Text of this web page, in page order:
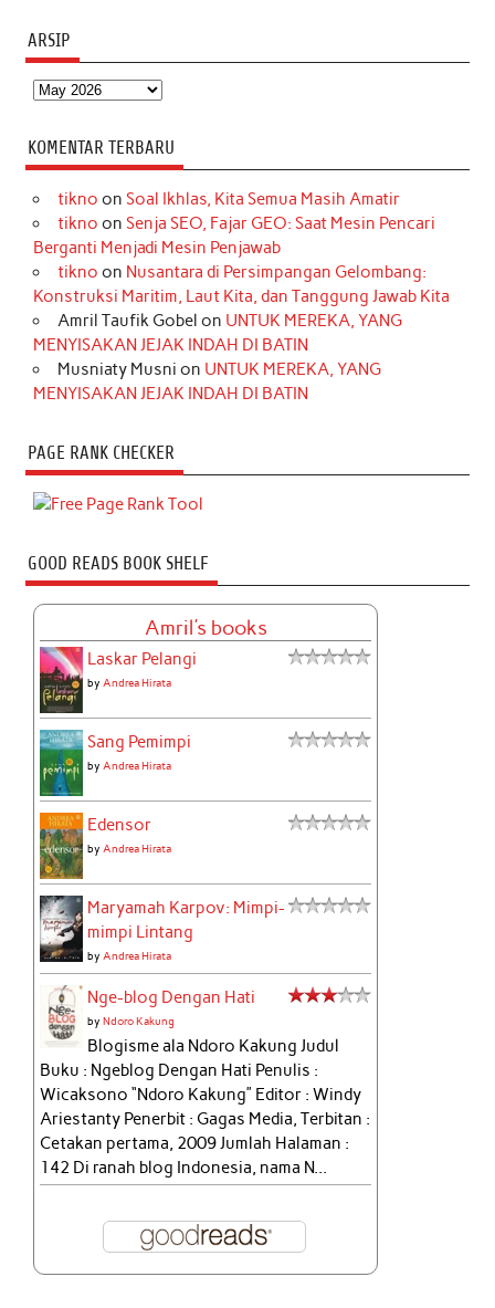
ARSIP
Arsip
KOMENTAR TERBARU
tikno on Soal Ikhlas, Kita Semua Masih Amatir
tikno on Senja SEO, Fajar GEO: Saat Mesin Pencari
Berganti Menjadi Mesin Penjawab
tikno on Nusantara di Persimpangan Gelombang:
Konstruksi Maritim, Laut Kita, dan Tanggung Jawab Kita
Amril Taufik Gobel on UNTUK MEREKA, YANG
MENYISAKAN JEJAK INDAH DI BATIN
Musniaty Musni on UNTUK MEREKA, YANG
MENYISAKAN JEJAK INDAH DI BATIN
PAGE RANK CHECKER
GOOD READS BOOK SHELF
Amril's books
Laskar Pelangi
by Andrea Hirata
Sang Pemimpi
by Andrea Hirata
Edensor
by Andrea Hirata
Maryamah Karpov: Mimpi-
mimpi Lintang
by Andrea Hirata
Nge-blog Dengan Hati
byNdoro Kakung
Blogisme ala Ndoro Kakung Judul
Buku : Ngeblog Dengan Hati Penulis :
Wicaksono “Ndoro Kakung” Editor : Windy
Ariestanty Penerbit : Gagas Media, Terbitan :
Cetakan pertama, 2009 Jumlah Halaman :
142 Di ranah blog Indonesia, nama N...